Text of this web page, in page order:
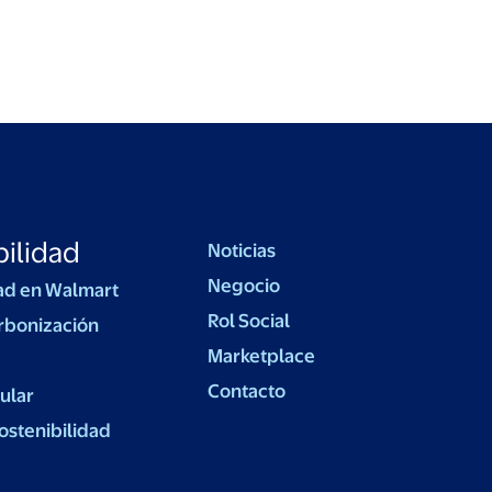
en Walmart
Noticias
Negocio
Rol Social
Marketplace
Contacto